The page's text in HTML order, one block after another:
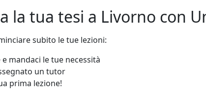
la tua tesi a Livorno con
subito le tue lezioni:
mandaci le tue necessità
un tutor
prima lezione!